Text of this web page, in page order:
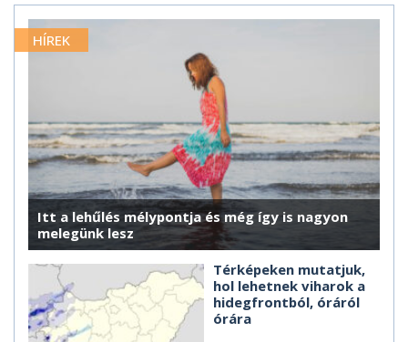
HÍREK
Itt a lehűlés mélypontja és még így is nagyon
melegünk lesz
Térképeken mutatjuk,
hol lehetnek viharok a
hidegfrontból, óráról
órára